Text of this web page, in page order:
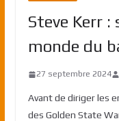
Steve Kerr :
monde du
27 septembre 2024
Avant de diriger les
des Golden State